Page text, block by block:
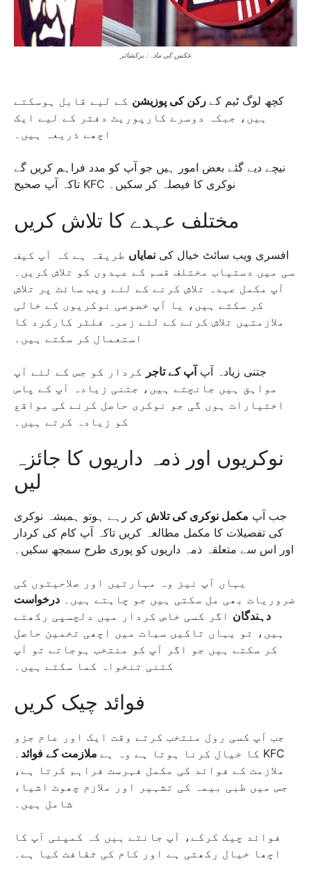
عکس کی مادہ: برکشائر
کچھ لوگ ٹیم کے رکن کی پوزیشن کے لیے قابل ہوسکتے
ہیں، جبکہ دوسرے کارپوریٹ دفتر کے لیے ایک
نیچے دیے گئے بعض امور ہیں جو آپ کو مدد فراہم کریں گے
تاکہ آپ صحیح KFC نوکری کا فیصلہ کر سکیں۔
مختلف عہدے کا تلاش کریں
افسری ویب سائٹ خیال کی نمایاں طریقہ ہے کہ آپ کیف
سی میں دستیاب مختلف قسم کے عہدوں کو تلاش کریں۔
آپ مکمل عہدہ تلاش کرنے کے لئے ویب سائٹ پر تلاش
کر سکتے ہیں، یا آپ خصوصی نوکریوں کے خالی
ملازمتیں تلاش کرنے کے لئے زمرہ فلٹر کارکرد کا
جتنی زیادہ آپ آپ کے تاجر کردار کو جس کے لئے آپ
مواہق ہیں جانچتے ہیں، جتنی زیادہ آپ کے پاس
اختیارات ہوں گی جو نوکری حاصل کرنے کی مواقع
کو زیادہ کرتے ہیں۔
نوکریوں اور ذمہ داریوں کا جائزہ
لیں
جب آپ مکمل نوکری کی تلاش کر رہے ہوتو ہمیشہ نوکری
کی تفصیلات کا مکمل مطالعہ کریں تاکہ آپ کام کی کردار
اور اس سے متعلقہ ذمہ داریوں کو پوری طرح سمجھ سکیں۔
یہاں آپ نیز وہ مہارتیں اور صلاحیتوں کی
ضروریات بھی مل سکتی ہیں جو چاہتے ہیں۔ درخواست
دہندگان اگر کسی خاص کردار میں دلچسپی رکھتے
ہیں، تو یہاں تاکیں سیات میں اچھی تخمین حاصل
کر سکتے ہیں جو اگر آپ کو منتخب ہوجاتے تو آپ
کتنی تنخواہ کما سکتے ہیں۔
فوائد چیک کریں
جب آپ کسی رول منتخب کرتے وقت ایک اور عام جزو
کا خیال کرنا ہوتا ہے وہ ہے ملازمت کے فوائد ۔ KFC
ملازمت کے فوائد کی مکمل فہرست فراہم کرتا ہے،
جس میں طبی بیمہ کی تشہیر اور ملازم چھوٹ اشیاء
شامل ہیں۔
فوائد چیک کرکے، آپ جانتے ہیں کہ کمپنی آپ کا
اچھا خیال رکھتی ہے اور کام کی ثقافت کیا ہے۔